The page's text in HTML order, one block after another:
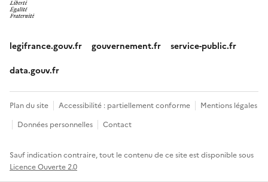
legifrance.gouv.fr gouvernement.fr service-public.fr
data.gouv.fr
Plan du site Accessibilité : partiellement conforme
Mentions légales
Données personnelles
Contact
Sauf indication contraire, tout le contenu de ce site est disponible sous
Licence Ouverte 2.0